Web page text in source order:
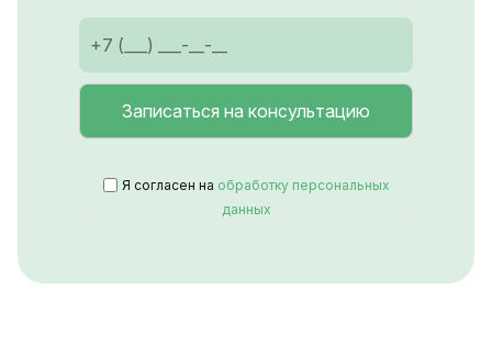
Я согласен на обработку персональных
данных